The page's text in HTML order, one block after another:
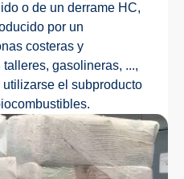
o de un derrame HC,
por un
costeras y
gasolineras, ...,
el subproducto